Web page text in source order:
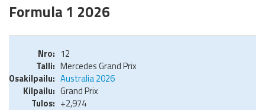
Formula 1 2026
12
Mercedes Grand Prix
Australia 2026
Grand Prix
+2,974